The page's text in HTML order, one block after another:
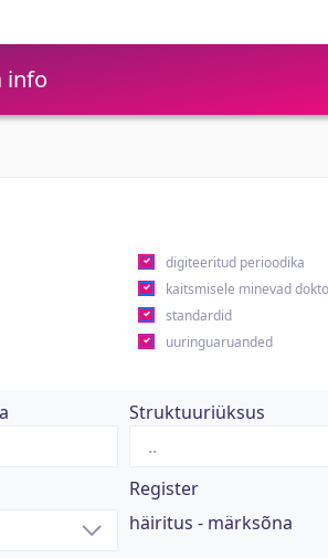
info
digiteeritud perioodika
kaitsmisele minevad
standardid
uuringuaruanded
Struktuuriüksus
Register
häiritus - märksõna